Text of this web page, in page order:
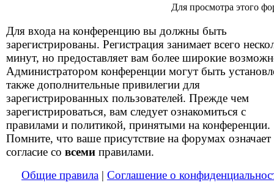
Для просмотра этого
Для входа на конференцию вы должны быть
зарегистрированы. Регистрация занимает всего
минут, но предоставляет вам более широкие
Администратором конференции могут быть
также дополнительные привилегии для
зарегистрированных пользователей. Прежде чем
зарегистрироваться, вам следует ознакомиться с
правилами и политикой, принятыми на конференции.
Помните, что ваше присутствие на форумах означает
согласие со всеми правилами.
Общие правила | Соглашение о